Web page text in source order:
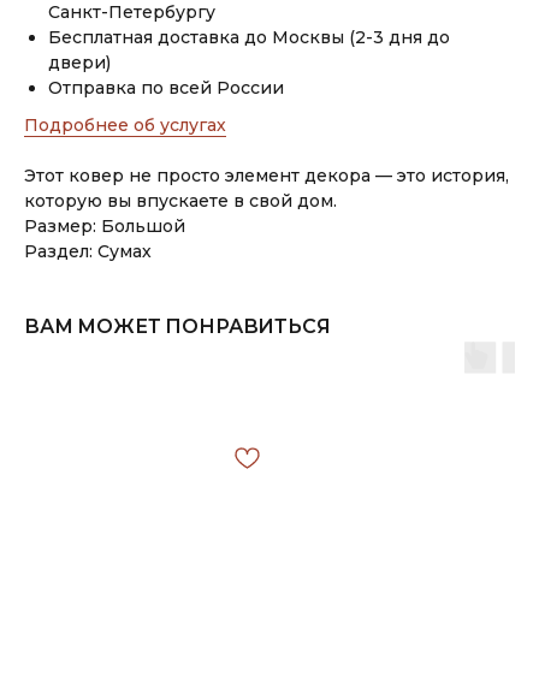
Санкт-Петербургу
Бесплатная доставка до Москвы (2-3 дня до
двери)
Отправка по всей России
Подробнее об услугах
Этот ковер не просто элемент декора — это история,
которую вы впускаете в свой дом.
Размер: Большой
Раздел: Сумах
ВАМ МОЖЕТ ПОНРАВИТЬСЯ